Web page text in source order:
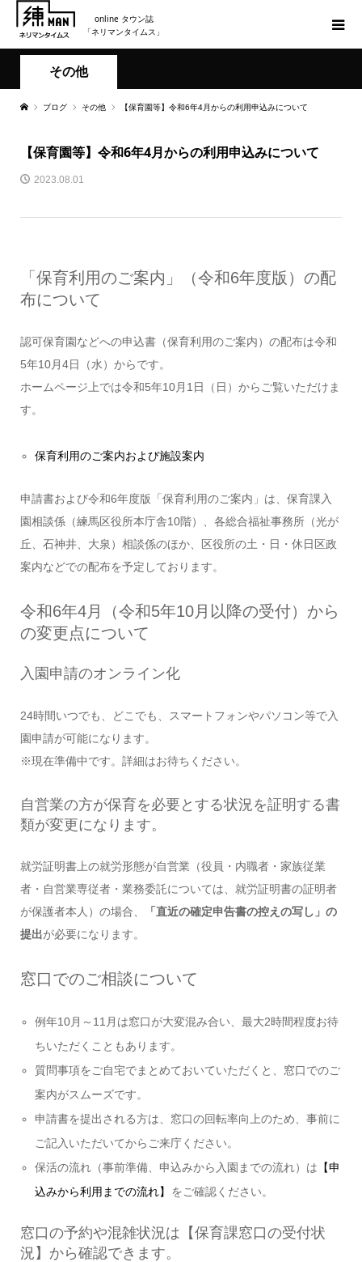
online タウン誌
「ネリマンタイムス」
その他
ブログ その他 【保育園等】令和6年4月からの利用申込みについて
【保育園等】令和6年4月からの利用申込みについて
2023.08.01
「保育利用のご案内」（令和6年度版）の配
布について
認可保育園などへの申込書（保育利用のご案内）の配布は令和
5年10月4日（水） からです。
ホームページ上では令和5年10月1日（日） からご覧いただけま
す。
保育利用のご案内および施設案内
申請書および令和6年度版「保育利用のご案内」は、保育課入
園相談係（練馬区役所本庁舎10階）、各総合福祉事務所（光が
丘、石神井、大泉）相談係のほか、区役所の土・日・休日区政
案内などでの配布を予定しております。
令和6年4月（令和5年10月以降の受付）から
の変更点について
入園申請のオンライン化
24時間いつでも、どこでも、スマートフォンやパソコン等で入
園申請が可能になります。
※現在準備中です。詳細はお待ちください。
自営業の方が保育を必要とする状況を証明する書
類が変更になります。
就労証明書上の就労形態が自営業（役員・内職者・家族従業
者・自営業専従者・業務委託については、就労証明書の証明者
が保護者本人）の場合、
「直近の確定申告書の控えの写し」の
提出が必要になります。
窓口でのご相談について
例年10月～11月は窓口が大変混み合い、最大2時間程度お待
ちいただくこともあります。
質問事項をご自宅でまとめておいていただくと、窓口でのご
案内がスムーズです。
申請書を提出される方は、窓口の回転率向上のため、事前に
ご記入いただいてからご来庁ください。
保活の流れ（事前準備、申込みから入園までの流れ）は 【申
込みから利用までの流れ】
をご確認ください。
窓口の予約や混雑状況は【保育課窓口の受付状
況】から確認できます。